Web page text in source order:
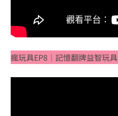
瘋玩具EP8｜記憶翻牌益智玩具